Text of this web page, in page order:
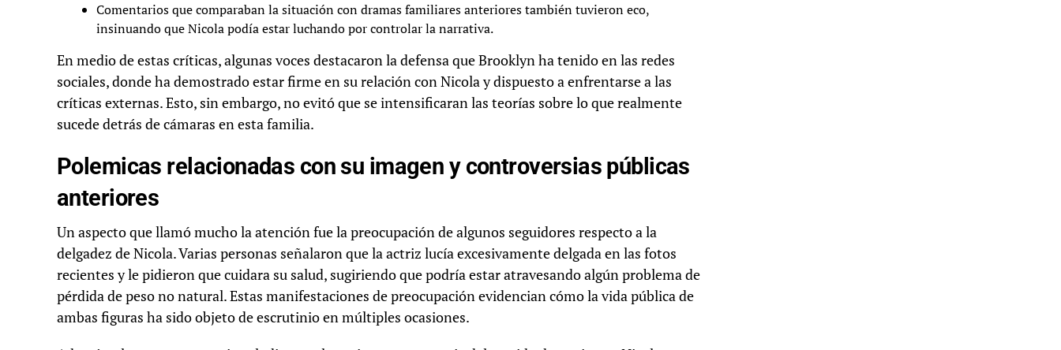
Comentarios que comparaban la situación con dramas familiares anteriores también tuvieron eco,
insinuando que Nicola podía estar luchando por controlar la narrativa.
En medio de estas críticas, algunas voces destacaron la defensa que Brooklyn ha tenido en las redes
sociales, donde ha demostrado estar firme en su relación con Nicola y dispuesto a enfrentarse a las
críticas externas. Esto, sin embargo, no evitó que se intensificaran las teorías sobre lo que realmente
sucede detrás de cámaras en esta familia.
Polemicas relacionadas con su imagen y controversias públicas
anteriores
Un aspecto que llamó mucho la atención fue la preocupación de algunos seguidores respecto a la
delgadez de Nicola. Varias personas señalaron que la actriz lucía excesivamente delgada en las fotos
recientes y le pidieron que cuidara su salud, sugiriendo que podría estar atravesando algún problema de
pérdida de peso no natural. Estas manifestaciones de preocupación evidencian cómo la vida pública de
ambas figuras ha sido objeto de escrutinio en múltiples ocasiones.